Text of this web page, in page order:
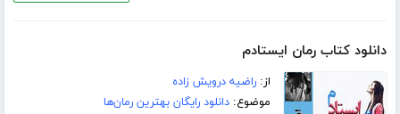
دانلود کتاب رمان ایستادم
از:راضیه درویش زاده
موضوع:دانلود رایگان بهترین رمان‌ها